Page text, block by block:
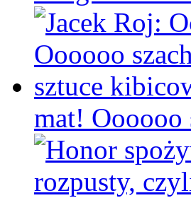
mat! Oooooo